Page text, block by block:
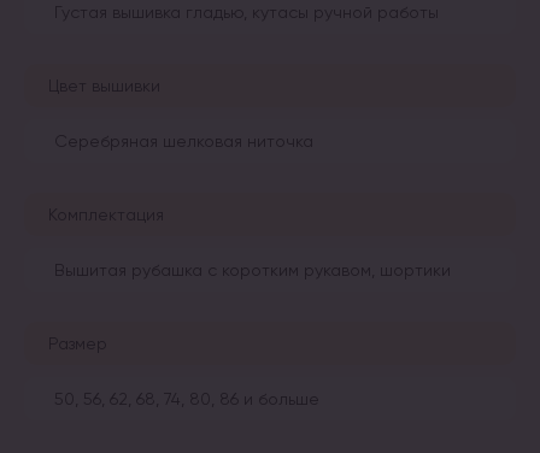
Густая вышивка гладью, кутасы ручной работы
Цвет вышивки
Серебряная шелковая ниточка
Комплектация
Вышитая рубашка с коротким рукавом, шортики
Размер
50, 56, 62, 68, 74, 80, 86 и больше